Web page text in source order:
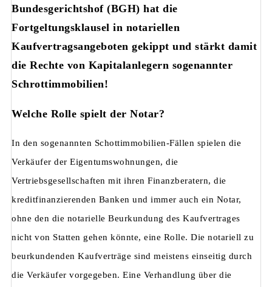
Bundesgerichtshof (BGH) hat die
Fortgeltungsklausel in notariellen
Kaufvertragsangeboten gekippt und stärkt damit
die Rechte von Kapitalanlegern sogenannter
Schrottimmobilien!
Welche Rolle spielt der Notar?
In den sogenannten Schottimmobilien-Fällen spielen die
Verkäufer der Eigentumswohnungen, die
Vertriebsgesellschaften mit ihren Finanzberatern, die
kreditfinanzierenden Banken und immer auch ein Notar,
ohne den die notarielle Beurkundung des Kaufvertrages
nicht von Statten gehen könnte, eine Rolle. Die notariell zu
beurkundenden Kaufverträge sind meistens einseitig durch
die Verkäufer vorgegeben. Eine Verhandlung über die